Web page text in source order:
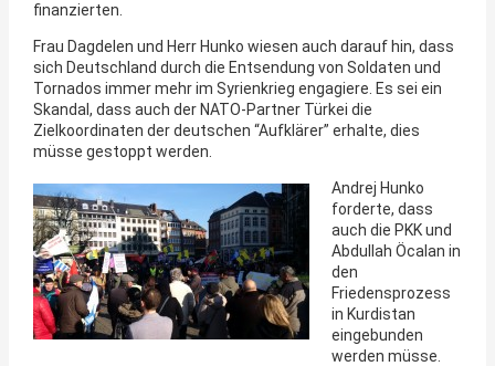
finanzierten.
Frau Dagdelen und Herr Hunko wiesen auch darauf hin, dass
sich Deutschland durch die Entsendung von Soldaten und
Tornados immer mehr im Syrienkrieg engagiere. Es sei ein
Skandal, dass auch der NATO-Partner Türkei die
Zielkoordinaten der deutschen “Aufklärer” erhalte, dies
müsse gestoppt werden.
Andrej Hunko
forderte, dass
auch die PKK und
Abdullah Öcalan in
den
Friedensprozess
in Kurdistan
eingebunden
werden müsse.